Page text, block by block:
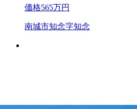
価格565万円
南城市知念字知念